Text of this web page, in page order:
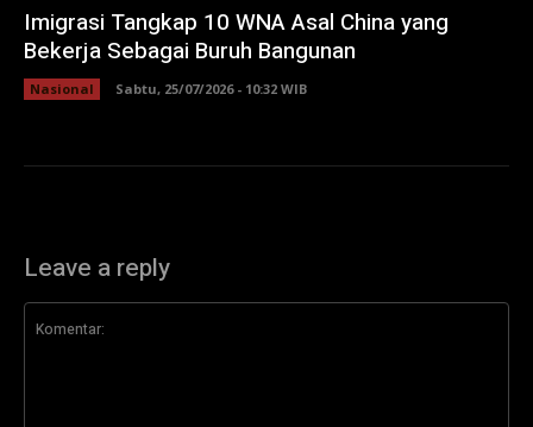
Imigrasi Tangkap 10 WNA Asal China yang
Bekerja Sebagai Buruh Bangunan
Nasional Sabtu, 25/07/2026 - 10:32 WIB
Leave a reply